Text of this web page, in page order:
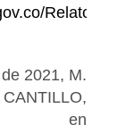
Relatoria/
2021, M.
en